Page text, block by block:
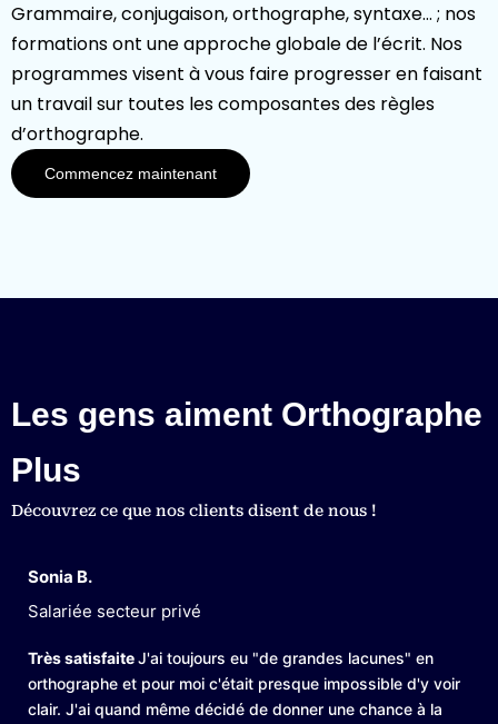
Grammaire, conjugaison, orthographe, syntaxe… ; nos
formations ont une approche globale de l’écrit. Nos
programmes visent à vous faire progresser en faisant
un travail sur toutes les composantes des règles
d’orthographe.
Commencez maintenant
Les gens aiment Orthographe
Plus
Découvrez ce que nos clients disent de nous !
"de grandes lacunes" en
presque impossible d'y voir
de donner une chance à la
J'ai compris en un jour ce
pendant vingt ans. Cette
je vais utiliser pour